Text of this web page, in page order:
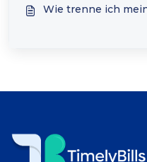
Wie trenne ich